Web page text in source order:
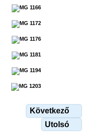
Következő
Utolsó